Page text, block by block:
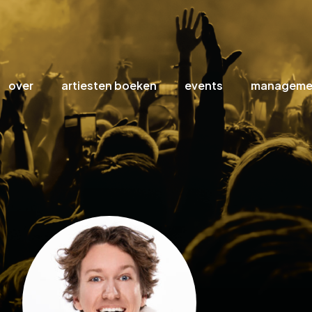
over artiesten boeken events